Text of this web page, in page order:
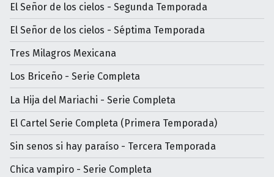
El Señor de los cielos - Segunda Temporada
El Señor de los cielos - Séptima Temporada
Tres Milagros Mexicana
Los Briceño - Serie Completa
La Hija del Mariachi - Serie Completa
El Cartel Serie Completa (Primera Temporada)
Sin senos si hay paraíso - Tercera Temporada
Chica vampiro - Serie Completa